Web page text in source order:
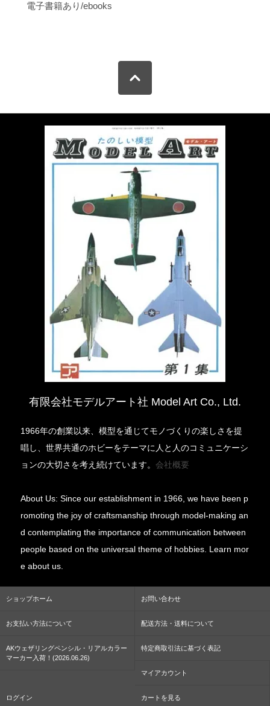
電子書籍あり/ebooks
有限会社モデルアート社 Model Art Co., Ltd.
1966年の創業以来、模型を通じてモノづくりの楽しさを提
唱し、世界共通のホビーをテーマに人と人のコミュニケーシ
ョンの大切さを考え続けています。会社概要
About Us: Since our establishment in 1966, we have been p
romoting the joy of craftsmanship through model-making an
d contemplating the importance of communication between
people based on the universal theme of hobbies. Learn mor
e about us.
ショップホーム お問い合わせ
お支払い方法について 配送方法・送料について
AKウェザリングペンシル・リアルカラー
マーカー入荷！(2026.06.26)
特定商取引法に基づく表記
マイアカウント
ログイン カートを見る